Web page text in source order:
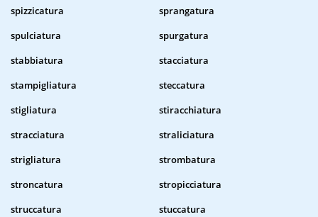
spizzicatura
sprangatura
spulciatura
spurgatura
stabbiatura
stacciatura
stampigliatura
steccatura
stigliatura
stiracchiatura
stracciatura
straliciatura
strigliatura
strombatura
stroncatura
stropicciatura
struccatura
stuccatura